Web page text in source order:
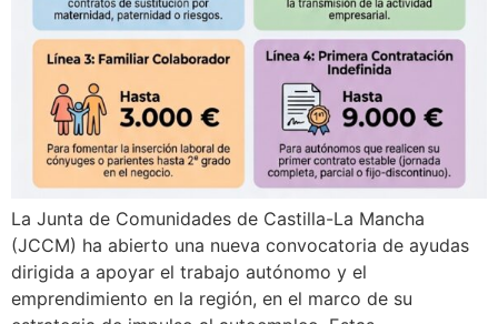
La Junta de Comunidades de Castilla-La Mancha
(JCCM) ha abierto una nueva convocatoria de ayudas
dirigida a apoyar el trabajo autónomo y el
emprendimiento en la región, en el marco de su